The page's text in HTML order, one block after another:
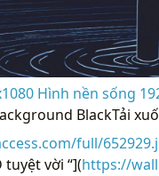
Hình nền sống
BlackTải
full/
vời “](https://